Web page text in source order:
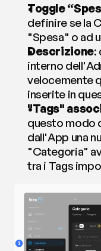
Toggle
definire se la
"Spesa" o ad
Descrizione:
interno
velocemente
inserite in
"Tags"
questo modo
dall'App una
"Categoria"
tra i Tags